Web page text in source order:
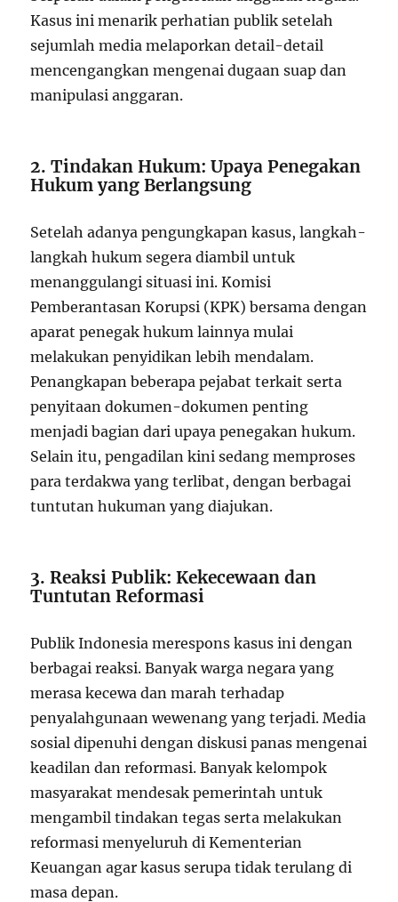
Kasus ini menarik perhatian publik setelah
sejumlah media melaporkan detail-detail
mencengangkan mengenai dugaan suap dan
manipulasi anggaran.
2. Tindakan Hukum: Upaya Penegakan
Hukum yang Berlangsung
Setelah adanya pengungkapan kasus, langkah-
langkah hukum segera diambil untuk
menanggulangi situasi ini. Komisi
Pemberantasan Korupsi (KPK) bersama dengan
aparat penegak hukum lainnya mulai
melakukan penyidikan lebih mendalam.
Penangkapan beberapa pejabat terkait serta
penyitaan dokumen-dokumen penting
menjadi bagian dari upaya penegakan hukum.
Selain itu, pengadilan kini sedang memproses
para terdakwa yang terlibat, dengan berbagai
tuntutan hukuman yang diajukan.
3. Reaksi Publik: Kekecewaan dan
Tuntutan Reformasi
Publik Indonesia merespons kasus ini dengan
berbagai reaksi. Banyak warga negara yang
merasa kecewa dan marah terhadap
penyalahgunaan wewenang yang terjadi. Media
sosial dipenuhi dengan diskusi panas mengenai
keadilan dan reformasi. Banyak kelompok
masyarakat mendesak pemerintah untuk
mengambil tindakan tegas serta melakukan
reformasi menyeluruh di Kementerian
Keuangan agar kasus serupa tidak terulang di
masa depan.